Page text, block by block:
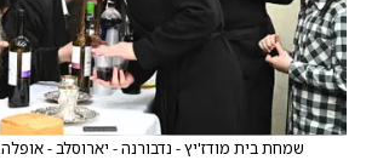
שמחת בית מודז'יץ - נדבורנה - יארוסלב - אופלה